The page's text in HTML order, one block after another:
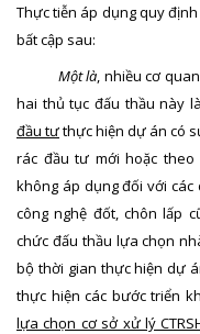
Thực tiễn áp dụng quy
bất cập sau:
Một là, nhiều cơ
hai thủ tục đấu thầu này
đầu tưthực hiện dự án có
rác đầu tư mới hoặc
không áp dụng đối với
công nghệ đốt, chôn lấp
chức đấu thầu lựa chọn
bộ thời gian thực hiện dự
thực hiện các bước triển
lựa chọn cơ sở xử lý